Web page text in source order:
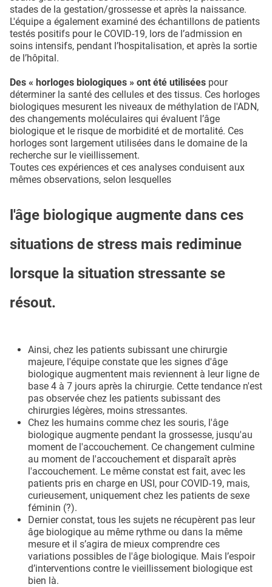
stades de la gestation/grossesse et après la naissance.
L'équipe a également examiné des échantillons de patients
testés positifs pour le COVID-19, lors de l’admission en
soins intensifs, pendant l’hospitalisation, et après la sortie
de l’hôpital.
Des « horloges biologiques » ont été utilisées pour
déterminer la santé des cellules et des tissus. Ces horloges
biologiques mesurent les niveaux de méthylation de l'ADN,
des changements moléculaires qui évaluent l’âge
biologique et le risque de morbidité et de mortalité. Ces
horloges sont largement utilisées dans le domaine de la
recherche sur le vieillissement.
Toutes ces expériences et ces analyses conduisent aux
mêmes observations, selon lesquelles
l'âge biologique augmente dans ces
situations de stress mais rediminue
lorsque la situation stressante se
résout.
Ainsi, chez les patients subissant une chirurgie
majeure, l'équipe constate que les signes d'âge
biologique augmentent mais reviennent à leur ligne de
base 4 à 7 jours après la chirurgie. Cette tendance n'est
pas observée chez les patients subissant des
chirurgies légères, moins stressantes.
Chez les humains comme chez les souris, l'âge
biologique augmente pendant la grossesse, jusqu'au
moment de l'accouchement. Ce changement culmine
au moment de l'accouchement et disparaît après
l'accouchement. Le même constat est fait, avec les
patients pris en charge en USI, pour COVID-19, mais,
curieusement, uniquement chez les patients de sexe
féminin (?).
Dernier constat, tous les sujets ne récupèrent pas leur
âge biologique au même rythme ou dans la même
mesure et il s’agira de mieux comprendre ces
variations possibles de l'âge biologique. Mais l’espoir
d’interventions contre le vieillissement biologique est
bien là.